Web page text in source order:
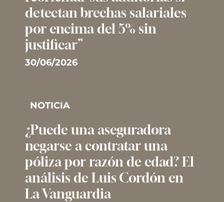
detectan brechas salariales
por encima del 5% sin
justificar”
30/06/2026
NOTICIA
¿Puede una aseguradora
negarse a contratar una
póliza por razón de edad? El
análisis de Luis Cordón en
La Vanguardia